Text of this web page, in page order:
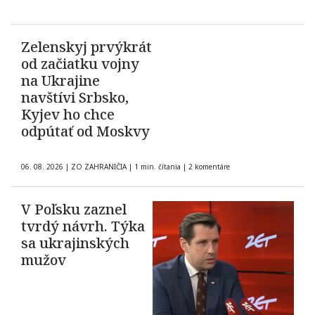
Zelenskyj prvýkrát
od začiatku vojny
na Ukrajine
navštívi Srbsko,
Kyjev ho chce
odpútať od Moskvy
06. 08. 2026 | ZO ZAHRANIČIA | 1 min. čítania | 2 komentáre
V Poľsku zaznel
tvrdý návrh. Týka
sa ukrajinských
mužov